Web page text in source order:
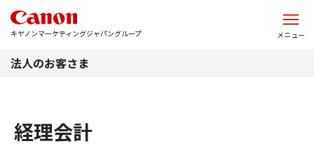
キヤノンマーケティングジャパングループ メニュー
法人のお客さま
経理会計